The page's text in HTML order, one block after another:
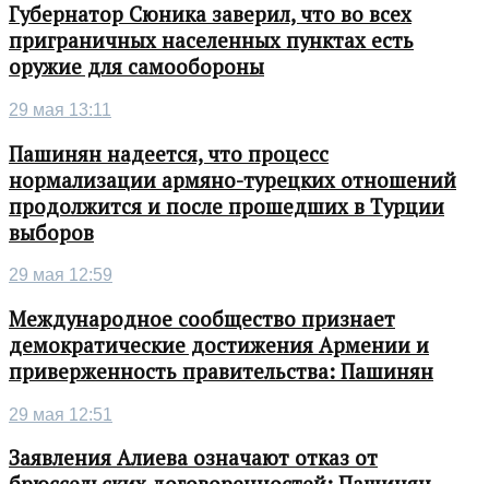
Губернатор Сюника заверил, что во всех
приграничных населенных пунктах есть
оружие для самообороны
29 мая 13:11
Пашинян надеется, что процесс
нормализации армяно-турецких отношений
продолжится и после прошедших в Турции
выборов
29 мая 12:59
Международное сообщество признает
демократические достижения Армении и
приверженность правительства: Пашинян
29 мая 12:51
Заявления Алиева означают отказ от